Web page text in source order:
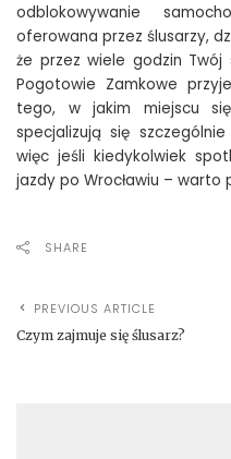
odblokowywanie
oferowana przez ślusarzy,
że przez wiele godzin Twój
Pogotowie Zamkowe
tego, w jakim miejscu
specjalizują się
więc jeśli kiedykolwiek
jazdy po Wrocławiu – warto
SHARE
PREVIOUS ARTICLE
Czym zajmuje się ślusarz?